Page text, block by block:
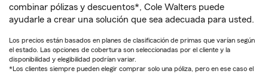
combinar pólizas y descuentos*, Cole Walters puede
ayudarle a crear una solución que sea adecuada para usted.
Los precios están basados en planes de clasificación de primas que varían según
el estado. Las opciones de cobertura son seleccionadas por el cliente y la
disponibilidad y elegibilidad podrían variar.
*Los clientes siempre pueden elegir comprar solo una póliza, pero en ese caso el